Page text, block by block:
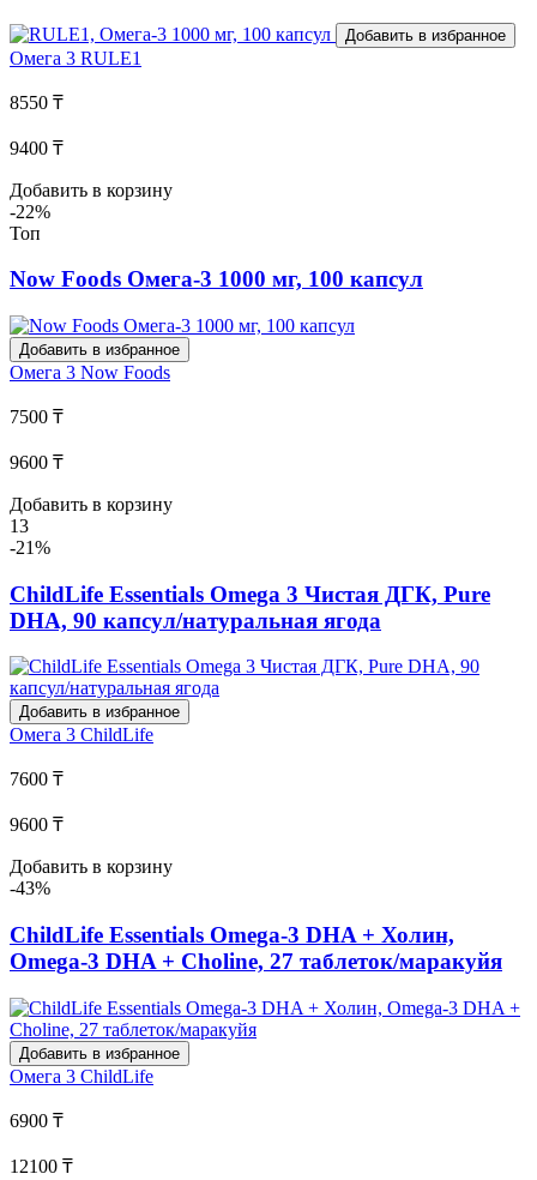
Добавить в избранное
Омега 3 RULE1
8550 ₸
9400 ₸
Добавить в корзину
-22%
Топ
Now Foods Омега-3 1000 мг, 100 капсул
Добавить в избранное
Омега 3 Now Foods
7500 ₸
9600 ₸
Добавить в корзину
13
-21%
ChildLife Essentials Omega 3 Чистая ДГК, Pure
DHA, 90 капсул/натуральная ягода
Добавить в избранное
Омега 3 ChildLife
7600 ₸
9600 ₸
Добавить в корзину
-43%
ChildLife Essentials Omega-3 DHA + Холин,
Omega-3 DHA + Choline, 27 таблеток/маракуйя
Добавить в избранное
Омега 3 ChildLife
6900 ₸
12100 ₸